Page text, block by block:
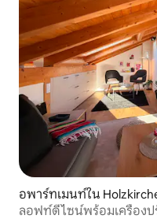
อพาร์ทเมนท์ใน
ลอฟท์ดีไซน์พร้อมเครื่อง